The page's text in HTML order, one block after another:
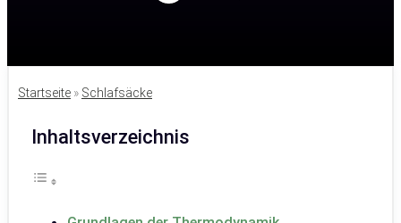
Startseite » Schlafsäcke
Inhaltsverzeichnis